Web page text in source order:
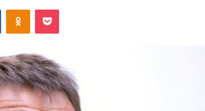
VKontakteOdnoklassniki
Pocket